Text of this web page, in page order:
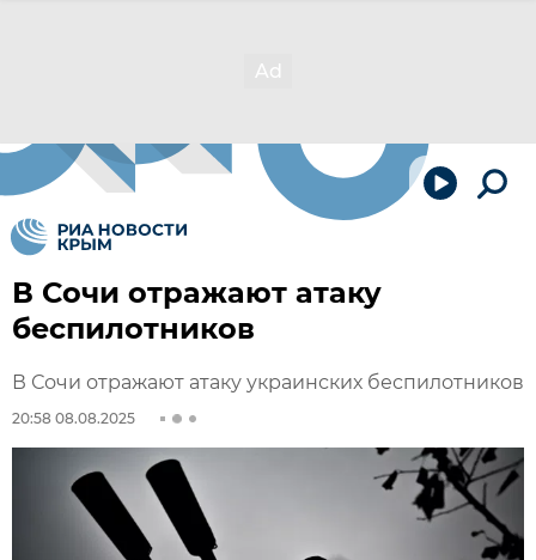
В Сочи отражают атаку
беспилотников
В Сочи отражают атаку украинских беспилотников
20:58 08.08.2025